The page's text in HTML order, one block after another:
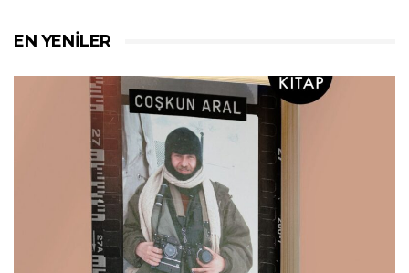
EN YENILER